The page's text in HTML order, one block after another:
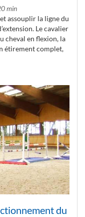
min
assouplir la ligne du
Le cavalier
cheval en flexion, la
étirement complet,
du